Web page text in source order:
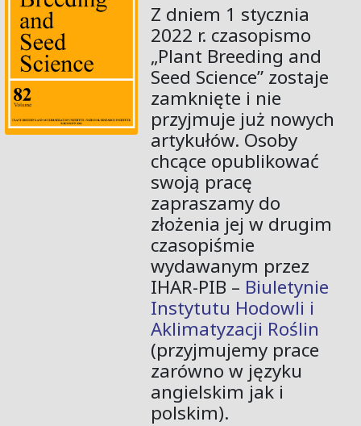
Z dniem 1 stycznia
2022 r. czasopismo
„Plant Breeding and
Seed Science” zostaje
zamknięte i nie
przyjmuje już nowych
artykułów. Osoby
chcące opublikować
swoją pracę
zapraszamy do
złożenia jej w drugim
czasopiśmie
wydawanym przez
IHAR-PIB – Biuletynie
Instytutu Hodowli i
Aklimatyzacji Roślin
(przyjmujemy prace
zarówno w języku
angielskim jak i
polskim).